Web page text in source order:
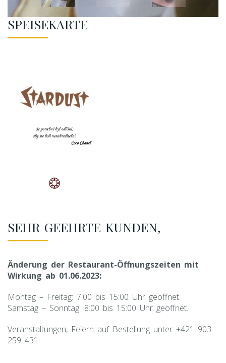
SPEISEKARTE
SEHR GEEHRTE KUNDEN,
Änderung der Restaurant-Öffnungszeiten mit
Wirkung ab 01.06.2023:
Montag – Freitag: 7:00 bis 15:00 Uhr geöffnet.
Samstag – Sonntag: 8:00 bis 15:00 Uhr geöffnet.
Veranstaltungen, Feiern auf Bestellung unter +421 903
259 431